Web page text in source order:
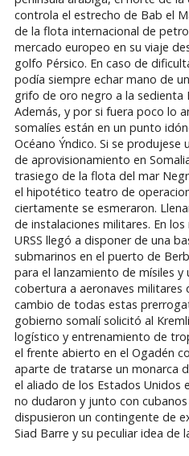
controla el estrecho de Bab el
de la flota internacional de
mercado europeo en su viaje
golfo Pérsico. En caso de
podía siempre echar mano de
grifo de oro negro a la sedienta
Además, y por si fuera poco lo
somalíes están en un punto
Océano Ýndico. Si se produjese
de aprovisionamiento en
trasiego de la flota del mar
el hipotético teatro de
ciertamente se esmeraron.
de instalaciones militares. En
URSS llegó a disponer de una
submarinos en el puerto de
para el lanzamiento de mísiles y
cobertura a aeronaves militares
cambio de todas estas
gobierno somalí solicitó al
logístico y entrenamiento de
el frente abierto en el Ogadén
aparte de tratarse un monarca
el aliado de los Estados Unidos
no dudaron y junto con
dispusieron un contingente de
Siad Barre y su peculiar idea de